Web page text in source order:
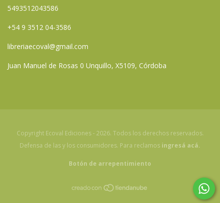
5493512043586
+54 9 3512 04-3586
libreriaecoval@gmail.com
Juan Manuel de Rosas 0 Unquillo, X5109, Córdoba
Copyright Ecoval Ediciones - 2026. Todos los derechos reservados.
Defensa de las y los consumidores. Para reclamos ingresá acá.
Botón de arrepentimiento